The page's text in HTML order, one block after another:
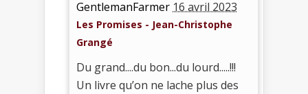
GentlemanFarmer 16 avril 2023
Les Promises - Jean-Christophe
Grangé
Du grand....du bon...du lourd.....!!!
Un livre qu’on ne lache plus des